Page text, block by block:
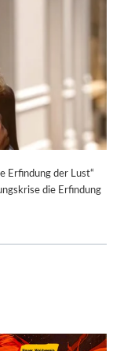
Erfindung der Lust“
die Erfindung